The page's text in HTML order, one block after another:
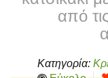
από
Κατηγορία: